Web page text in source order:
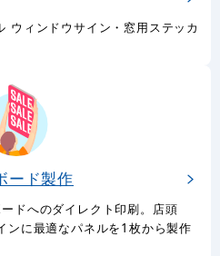
ウィンドウサイン・窓用ステッカ
ード製作
ドへのダイレクト印刷。店頭
ンに最適なパネルを1枚から製作